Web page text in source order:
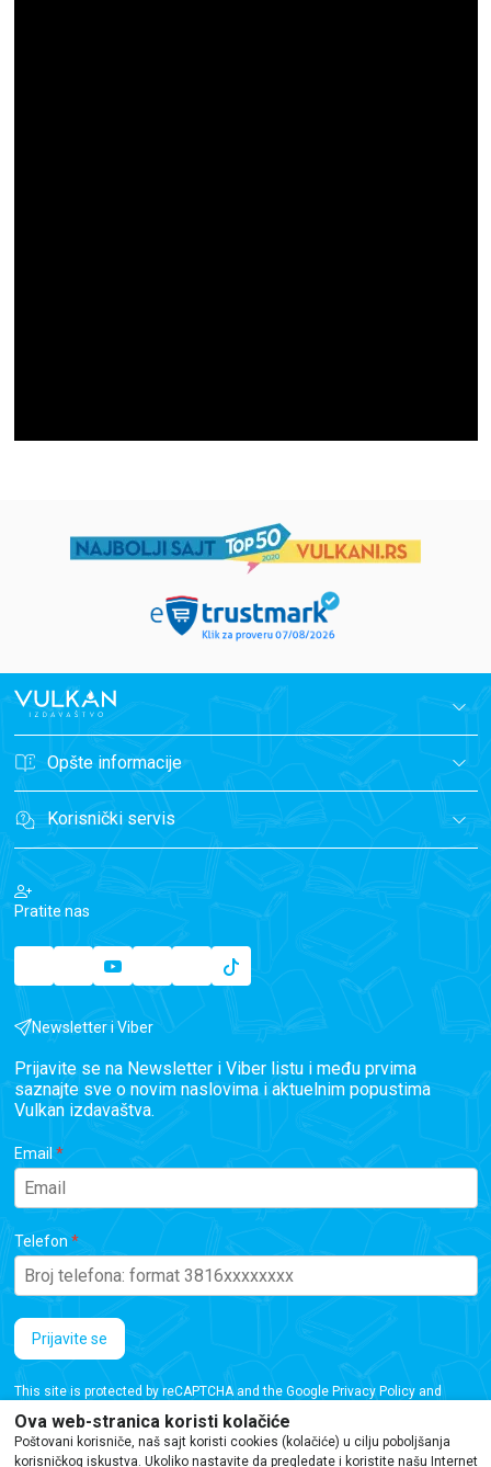
Opšte informacije
Korisnički servis
Pratite nas
Newsletter i Viber
Prijavite se na Newsletter i Viber listu i među prvima
saznajte sve o novim naslovima i aktuelnim popustima
Vulkan izdavaštva.
Email
Telefon
Prijavite se
This site is protected by reCAPTCHA and the Google Privacy Policyand
Terms of Service
apply.
Ova web-stranica koristi kolačiće
Poštovani korisniče, naš sajt koristi cookies (kolačiće) u cilju poboljšanja
korisničkog iskustva. Ukoliko nastavite da pregledate i koristite našu Internet